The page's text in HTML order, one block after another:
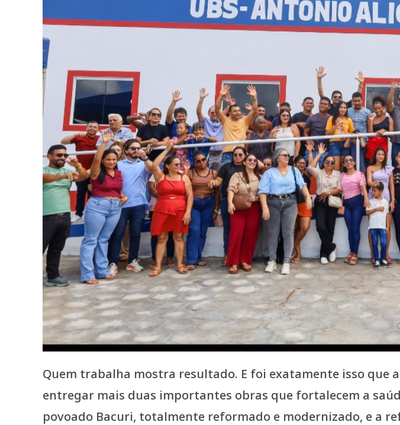
Quem trabalha mostra resultado. E foi exatamente isso que
entregar mais duas importantes obras que fortalecem a
povoado Bacuri, totalmente reformado e modernizado, e a